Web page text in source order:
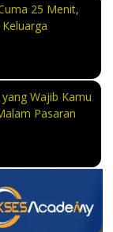
25 Menit,
Wajib Kamu
Pasaran